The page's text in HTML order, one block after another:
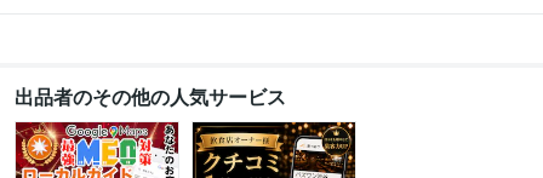
CakePHP:10年Django:10年jQuery:10年Linux:10年MySQL:15年
WordPress:15年Excel:15年Google スプレッドシート:5年
EC-CUBE:15年ジョブカン会計:10年弥生会計:10年
Google Analytics:15年Google Search Console:10年
出品者のその他の人気サービス